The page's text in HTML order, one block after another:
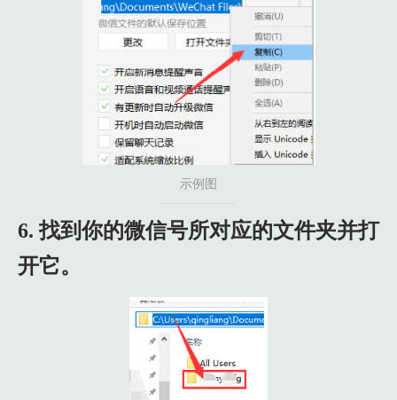
示例图
6. 找到你的微信号所对应的文件夹并打
开它。